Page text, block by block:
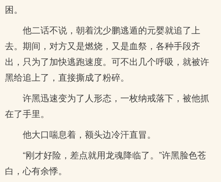
困。
他二话不说，朝着沈少鹏逃遁的元婴就追了上
去。期间，对方又是燃烧，又是血祭，各种手段齐
出，只为了加快逃跑速度。可不出几个呼吸，就被许
黑给追上了，直接撕成了粉碎。
许黑迅速变为了人形态，一枚纳戒落下，被他抓
在了手里。
他大口喘息着，额头边冷汗直冒。
“刚才好险，差点就用龙魂降临了。”许黑脸色苍
白，心有余悸。